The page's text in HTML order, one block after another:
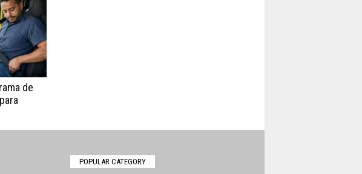
de
POPULAR CATEGORY